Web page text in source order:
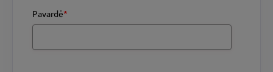
Pavardė*